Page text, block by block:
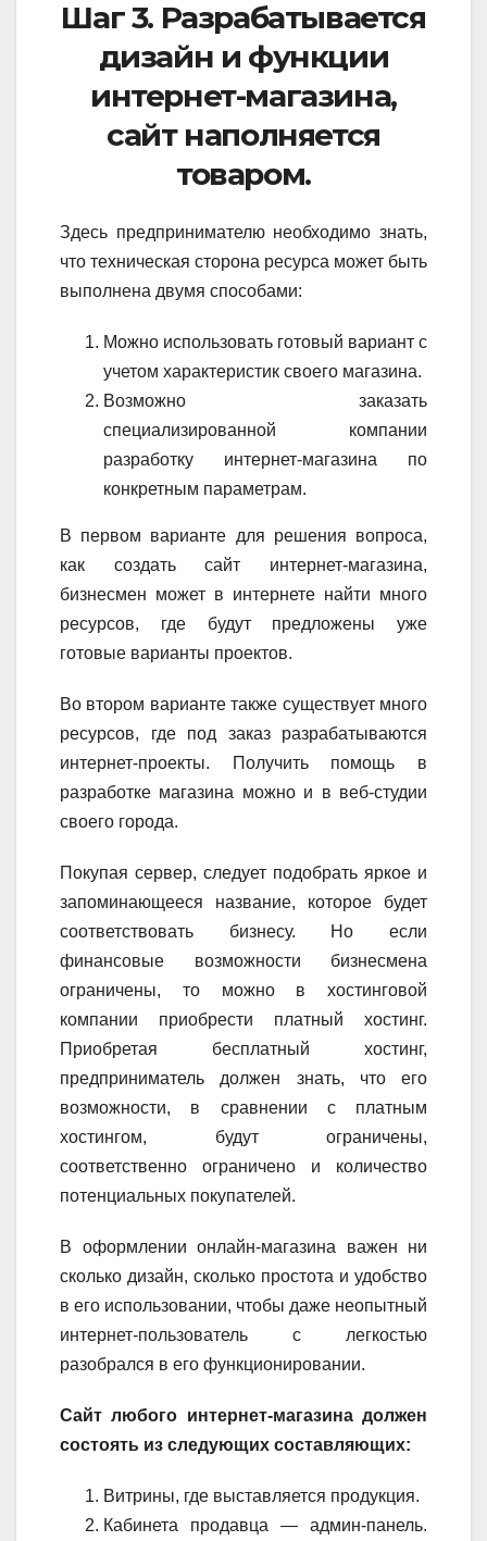
Шаг 3. Разрабатывается
дизайн и функции
интернет-магазина,
сайт наполняется
товаром.
Здесь предпринимателю необходимо знать,
что техническая сторона ресурса может быть
выполнена двумя способами:
Можно использовать готовый вариант с
учетом характеристик своего магазина.
Возможно заказать
специализированной компании
разработку интернет-магазина по
конкретным параметрам.
В первом варианте для решения вопроса,
как создать сайт интернет-магазина,
бизнесмен может в интернете найти много
ресурсов, где будут предложены уже
готовые варианты проектов.
Во втором варианте также существует много
ресурсов, где под заказ разрабатываются
интернет-проекты. Получить помощь в
разработке магазина можно и в веб-студии
своего города.
Покупая сервер, следует подобрать яркое и
запоминающееся название, которое будет
соответствовать бизнесу. Но если
финансовые возможности бизнесмена
ограничены, то можно в хостинговой
компании приобрести платный хостинг.
Приобретая бесплатный хостинг,
предприниматель должен знать, что его
возможности, в сравнении с платным
хостингом, будут ограничены,
соответственно ограничено и количество
потенциальных покупателей.
В оформлении онлайн-магазина важен ни
сколько дизайн, сколько простота и удобство
в его использовании, чтобы даже неопытный
интернет-пользователь с легкостью
разобрался в его функционировании.
Сайт любого интернет-магазина должен
состоять из следующих составляющих:
Витрины, где выставляется продукция.
Кабинета продавца — админ-панель.